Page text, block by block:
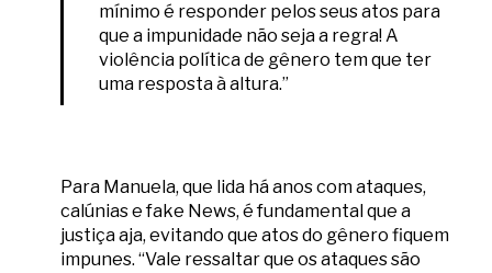
mínimo é responder pelos seus atos para
que a impunidade não seja a regra! A
violência política de gênero tem que ter
uma resposta à altura.”
Para Manuela, que lida há anos com ataques,
calúnias e fake News, é fundamental que a
justiça aja, evitando que atos do gênero fiquem
impunes. “Vale ressaltar que os ataques são